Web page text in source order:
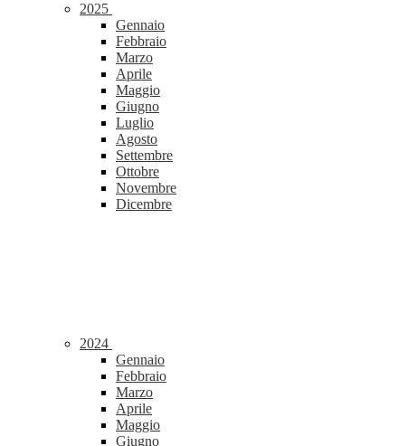
2025
Gennaio
Febbraio
Marzo
Aprile
Maggio
Giugno
Luglio
Agosto
Settembre
Ottobre
Novembre
Dicembre
2024
Gennaio
Febbraio
Marzo
Aprile
Maggio
Giugno